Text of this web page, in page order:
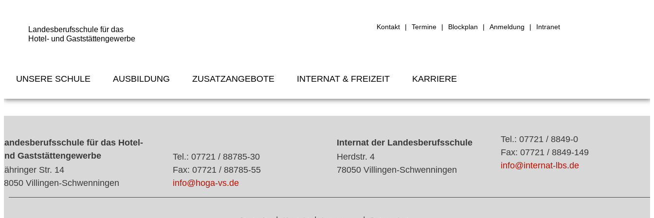
Landesberufsschule für das
Hotel- und Gaststättengewerbe
Kontakt Termine Blockplan Anmeldung Intranet
UNSERE SCHULE AUSBILDUNG ZUSATZANGEBOTE INTERNAT & FREIZEIT KARRIERE
für das Hotel-
Gaststättengewerbe
Str. 14
Villingen-Schwenningen
Tel.: 07721 / 88785-30
Fax: 07721 / 88785-55
info@hoga-vs.de
Internat der Landesberufsschule
Herdstr. 4
78050 Villingen-Schwenningen
Tel.: 07721 / 8849-0
Fax: 07721 / 8849-149
info@internat-lbs.de